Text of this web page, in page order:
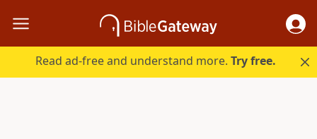
Read ad-free and understand more.Try free.